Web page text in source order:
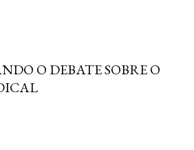
O DEBATE SOBRE O